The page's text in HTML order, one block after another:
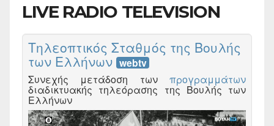
LIVE RADIO TELEVISION